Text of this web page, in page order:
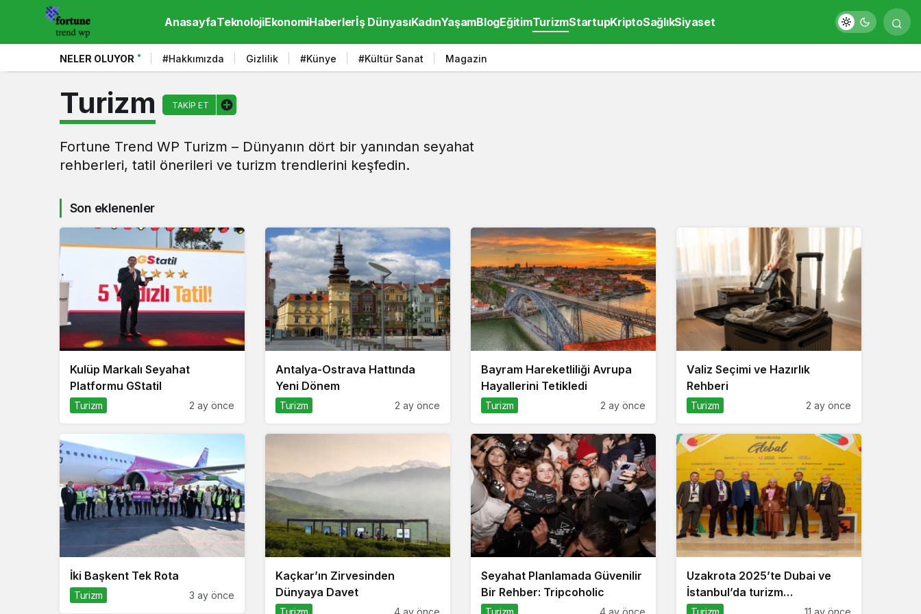
AnasayfaTeknolojiEkonomiHaberlerİş DünyasıKadınYaşamBlogEğitimTurizmStartupKriptoSağlıkSiyaset
NELER OLUYOR #Hakkımızda Gizlilik #Künye #Kültür Sanat Magazin
Turizm TAKIP ET
Fortune Trend WP Turizm – Dünyanın dört bir yanından seyahat
rehberleri, tatil önerileri ve turizm trendlerini keşfedin.
Son eklenenler
Kulüp Markalı Seyahat
Platformu GStatil
Turizm 2 ay önce
Antalya-Ostrava Hattında
Yeni Dönem
Turizm 2 ay önce
Bayram Hareketliliği Avrupa
Hayallerini Tetikledi
Turizm 2 ay önce
Valiz Seçimi ve Hazırlık
Rehberi
Turizm 2 ay önce
İki Başkent Tek Rota
Turizm 3 ay önce
Kaçkar’ın Zirvesinden
Dünyaya Davet
Turizm 4 ay önce
Seyahat Planlamada Güvenilir
Bir Rehber: Tripcoholic
Turizm 4 ay önce
Uzakrota 2025’te Dubai ve
İstanbul’da turizm
profesyonellerini
Turizm 11 ay önce